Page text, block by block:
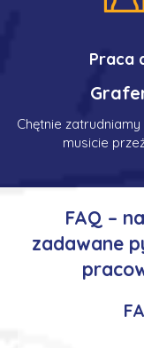
Praca
Chętnie
musicie
FAQ –
zadawane